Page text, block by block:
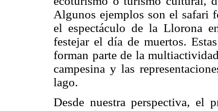
Algunos ejemplos son el safari
el espectáculo de la Llorona
festejar el día de muertos.
forman parte de la
campesina y las
lago.
Desde nuestra perspectiva, el